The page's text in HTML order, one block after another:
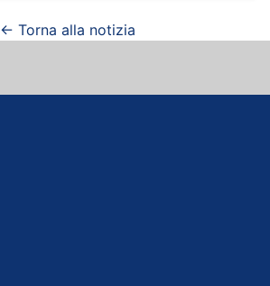
← Torna alla notizia